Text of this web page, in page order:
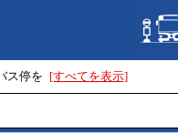
ス停を [すべてを表示]